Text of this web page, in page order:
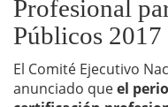
Profesional
Públicos 2017
El Comité Ejecutivo
anunciado queel